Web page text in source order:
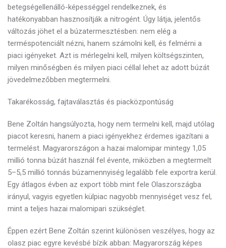
betegségellenálló-képességgel rendelkeznek, és
hatékonyabban hasznosítják a nitrogént. Úgy látja, jelentős
változás jöhet el a búzatermesztésben: nem elég a
terméspotenciált nézni, hanem számolni kell, és felmérni a
piaci igényeket. Azt is mérlegelni kell, milyen költségszinten,
milyen minőségben és milyen piaci céllal lehet az adott búzát
jövedelmezőbben megtermelni.
Takarékosság, fajtaválasztás és piacközpontúság
Bene Zoltán hangsúlyozta, hogy nem termelni kell, majd utólag
piacot keresni, hanem a piaci igényekhez érdemes igazítani a
termelést. Magyarországon a hazai malomipar mintegy 1,05
millió tonna búzát használ fel évente, miközben a megtermelt
5–5,5 millió tonnás búzamennyiség legalább fele exportra kerül.
Egy átlagos évben az export több mint fele Olaszországba
irányul, vagyis egyetlen külpiac nagyobb mennyiséget vesz fel,
mint a teljes hazai malomipari szükséglet.
Éppen ezért Bene Zoltán szerint különösen veszélyes, hogy az
olasz piac egyre kevésbé bízik abban: Magyarország képes